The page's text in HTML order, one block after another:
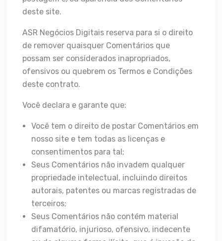
deste site.
ASR Negócios Digitais reserva para si o direito
de remover quaisquer Comentários que
possam ser considerados inapropriados,
ofensivos ou quebrem os Termos e Condições
deste contrato.
Você declara e garante que:
Você tem o direito de postar Comentários em
nosso site e tem todas as licenças e
consentimentos para tal;
Seus Comentários não invadem qualquer
propriedade intelectual, incluindo direitos
autorais, patentes ou marcas registradas de
terceiros;
Seus Comentários não contém material
difamatório, injurioso, ofensivo, indecente